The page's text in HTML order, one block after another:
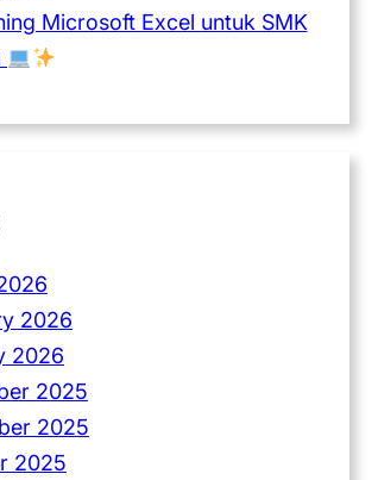
Microsoft Excel untuk SMK
2026
2026
2025
2025
2025